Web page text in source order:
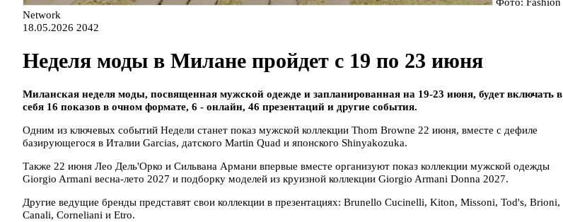
Network
18.05.2026 2042
Неделя моды в Милане пройдет с 19 по 23 июня
Миланская неделя моды, посвященная мужской одежде и запланированная на 19-23 июня, будет включать в
себя 16 показов в очном формате, 6 - онлайн, 46 презентаций и другие события.
Одним из ключевых событий Недели станет показ мужской коллекции Thom Browne 22 июня, вместе с дефиле
базирующегося в Италии Garcias, датского Martin Quad и японского Shinyakozuka.
Также 22 июня Лео Дель'Орко и Сильвана Армани впервые вместе организуют показ коллекции мужской одежды
Giorgio Armani весна-лето 2027 и подборку моделей из круизной коллекции Giorgio Armani Donna 2027.
Другие ведущие бренды представят свои коллекции в презентациях: Brunello Cucinelli, Kiton, Missoni, Tod's, Brioni,
Canali, Corneliani и Etro.